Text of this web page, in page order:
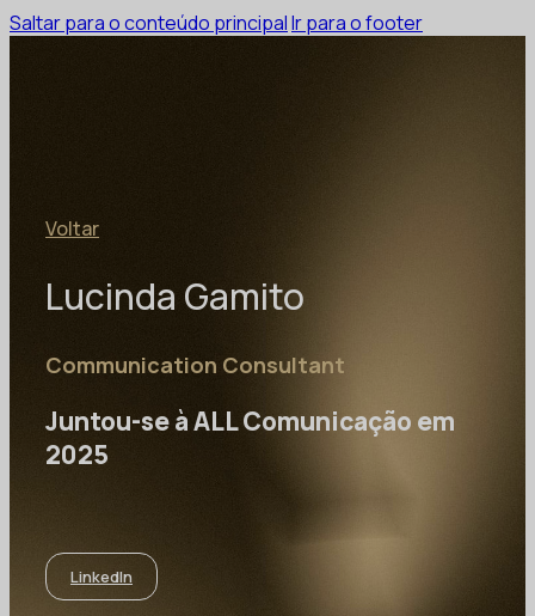
Saltar para o conteúdo principalIr para o footer
Voltar
Lucinda Gamito
Communication Consultant
Juntou-se à ALL Comunicação em
2025
LinkedIn